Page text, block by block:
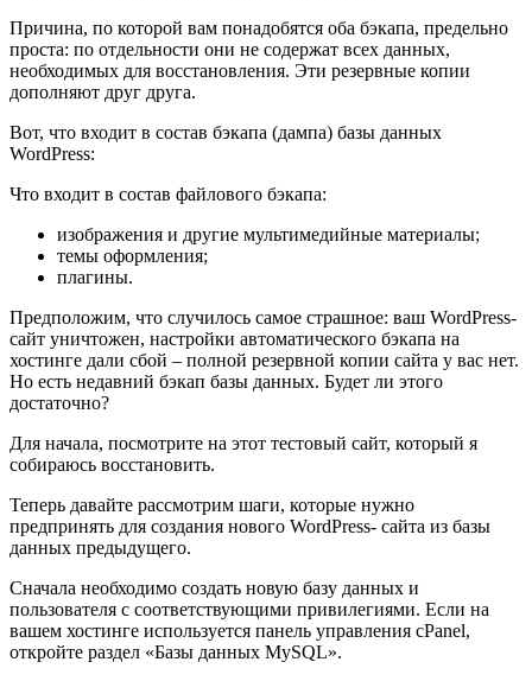
Причина, по которой вам понадобятся оба бэкапа, предельно
проста: по отдельности они не содержат всех данных,
необходимых для восстановления. Эти резервные копии
дополняют друг друга.
Вот, что входит в состав бэкапа (дампа) базы данных
WordPress:
Что входит в состав файлового бэкапа:
изображения и другие мультимедийные материалы;
темы оформления;
плагины.
Предположим, что случилось самое страшное: ваш WordPress-
сайт уничтожен, настройки автоматического бэкапа на
хостинге дали сбой – полной резервной копии сайта у вас нет.
Но есть недавний бэкап базы данных. Будет ли этого
достаточно?
Для начала, посмотрите на этот тестовый сайт, который я
собираюсь восстановить.
Теперь давайте рассмотрим шаги, которые нужно
предпринять для создания нового WordPress- сайта из базы
данных предыдущего.
Сначала необходимо создать новую базу данных и
пользователя с соответствующими привилегиями. Если на
вашем хостинге используется панель управления cPanel,
откройте раздел «Базы данных MySQL».